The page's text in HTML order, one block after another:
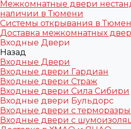
Межкомнатные двери
наличии в Тюмени
Системы открывания в
Доставка межкомнатных
Входные Двери
Назад
Входные Двери
Входные двери Гардиан
Входные двери Страж
Входные двери Сила Сибири
Входные двери Бульдорс
Входные двери с
Входные двери с